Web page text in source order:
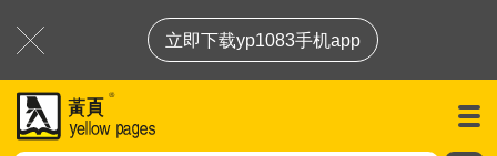
立即下载yp1083手机app